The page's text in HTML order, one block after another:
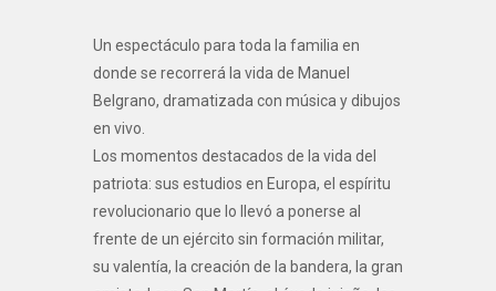
Un espectáculo para toda la familia en
donde se recorrerá la vida de Manuel
Belgrano, dramatizada con música y dibujos
en vivo.
Los momentos destacados de la vida del
patriota: sus estudios en Europa, el espíritu
revolucionario que lo llevó a ponerse al
frente de un ejército sin formación militar,
su valentía, la creación de la bandera, la gran